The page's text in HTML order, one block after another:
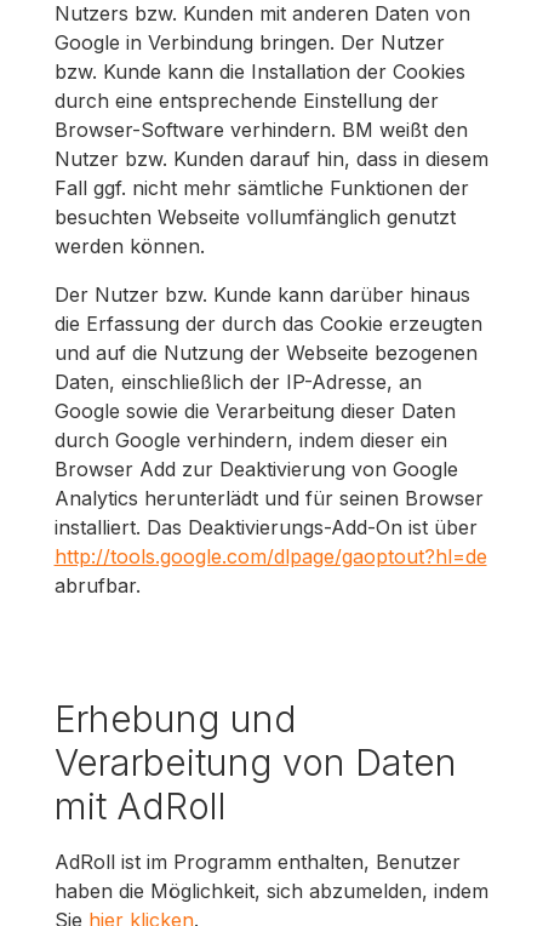
Nutzers bzw. Kunden mit anderen Daten von
Google in Verbindung bringen. Der Nutzer
bzw. Kunde kann die Installation der Cookies
durch eine entsprechende Einstellung der
Browser-Software verhindern. BM weißt den
Nutzer bzw. Kunden darauf hin, dass in diesem
Fall ggf. nicht mehr sämtliche Funktionen der
besuchten Webseite vollumfänglich genutzt
werden können.
Der Nutzer bzw. Kunde kann darüber hinaus
die Erfassung der durch das Cookie erzeugten
und auf die Nutzung der Webseite bezogenen
Daten, einschließlich der IP-Adresse, an
Google sowie die Verarbeitung dieser Daten
durch Google verhindern, indem dieser ein
Browser Add zur Deaktivierung von Google
Analytics herunterlädt und für seinen Browser
installiert. Das Deaktivierungs-Add-On ist über
http://tools.google.com/dlpage/gaoptout?hl=de
abrufbar.
Erhebung und
Verarbeitung von Daten
mit AdRoll
AdRoll ist im Programm enthalten, Benutzer
haben die Möglichkeit, sich abzumelden, indem
Sie hier klicken.